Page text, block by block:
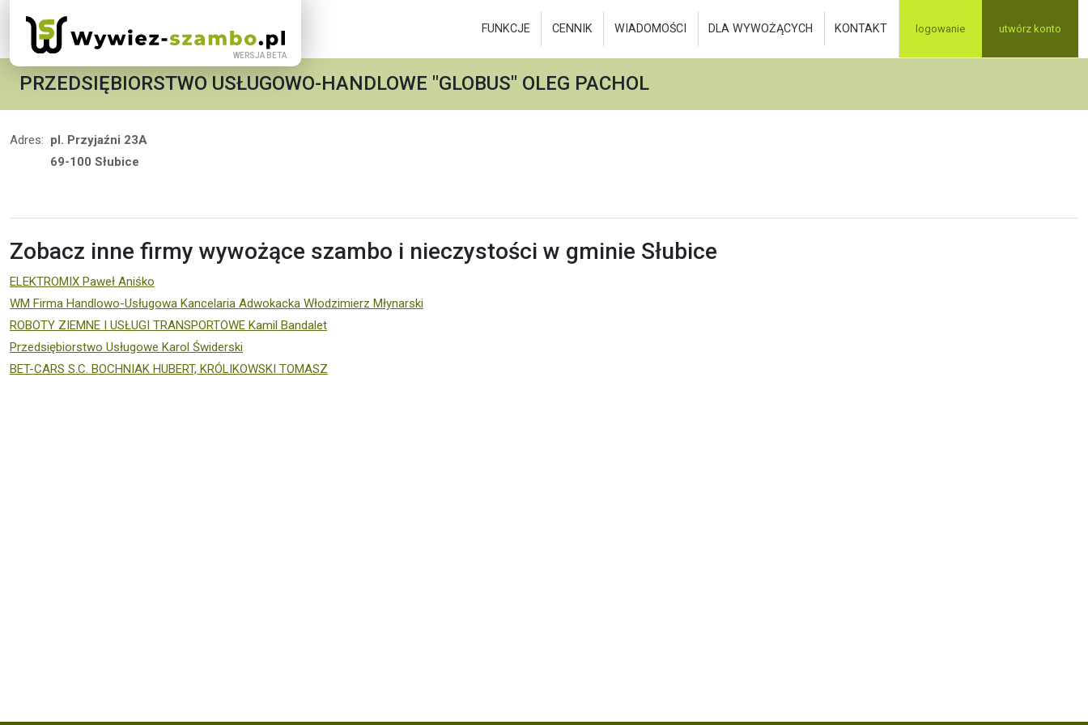
FUNKCJE CENNIK WIADOMOŚCI DLA WYWOŻĄCYCH KONTAKT logowanie utwórz konto
PRZEDSIĘBIORSTWO USŁUGOWO-HANDLOWE "GLOBUS" OLEG PACHOL
Adres: pl. Przyjaźni 23A
69-100 Słubice
Zobacz inne firmy wywożące szambo i nieczystości w gminie Słubice
ELEKTROMIX Paweł Aniśko
WM Firma Handlowo-Usługowa Kancelaria Adwokacka Włodzimierz Młynarski
ROBOTY ZIEMNE I USŁUGI TRANSPORTOWE Kamil Bandalet
Przedsiębiorstwo Usługowe Karol Świderski
BET-CARS S.C. BOCHNIAK HUBERT, KRÓLIKOWSKI TOMASZ